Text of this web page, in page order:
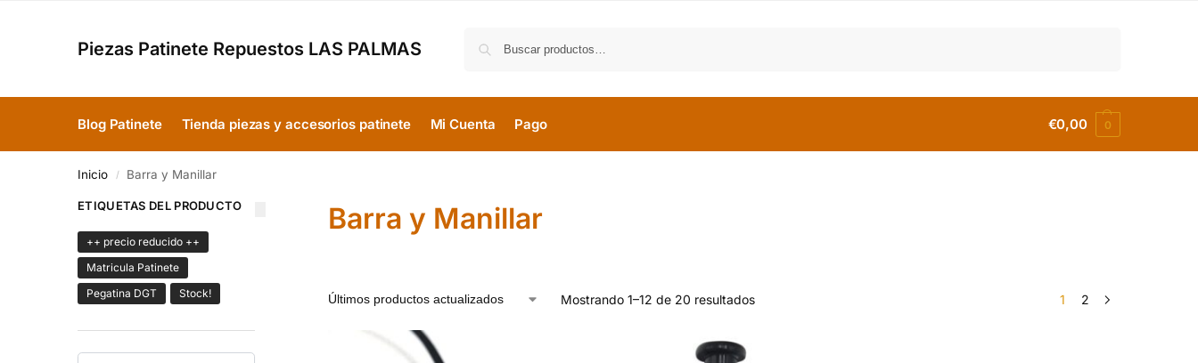
Piezas Patinete Repuestos LAS PALMAS
Blog Patinete Tienda piezas y accesorios patinete Mi Cuenta Pago €0,00 0
Inicio / Barra y Manillar
Barra y Manillar
Mostrando 1–12 de 20 resultados 1 2
ETIQUETAS DEL PRODUCTO
++ precio reducido ++
Matricula Patinete
Pegatina DGT
Stock!